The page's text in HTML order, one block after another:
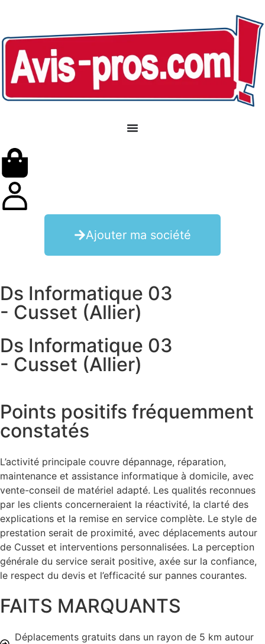
Ajouter ma société
Ds Informatique 03
- Cusset (Allier)
Ds Informatique 03
- Cusset (Allier)
Points positifs fréquemment
constatés
L’activité principale couvre dépannage, réparation,
maintenance et assistance informatique à domicile, avec
vente-conseil de matériel adapté. Les qualités reconnues
par les clients concerneraient la réactivité, la clarté des
explications et la remise en service complète. Le style de
prestation serait de proximité, avec déplacements autour
de Cusset et interventions personnalisées. La perception
générale du service serait positive, axée sur la confiance,
le respect du devis et l’efficacité sur pannes courantes.
FAITS MARQUANTS
Déplacements gratuits dans un rayon de 5 km autour